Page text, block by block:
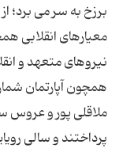
برزخ به سر می برد؛
معیارهای انقلابی
نیروهای متعهد و
ملاقلی پور و عروس
پرداختند و سالی